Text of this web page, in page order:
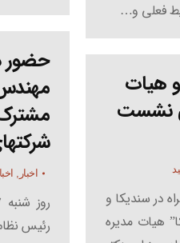
فعلی و…
حضور
اخبار ,
رئیس
هیات
نشست
در سندیکا و
هیات مدیره